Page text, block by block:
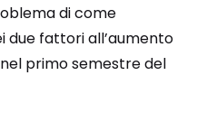
di come
due fattori all’aumento
primo semestre del